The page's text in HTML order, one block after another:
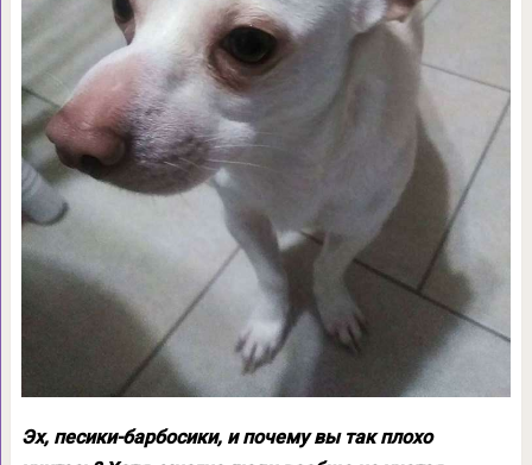
Эх, песики-барбосики, и почему вы так плохо